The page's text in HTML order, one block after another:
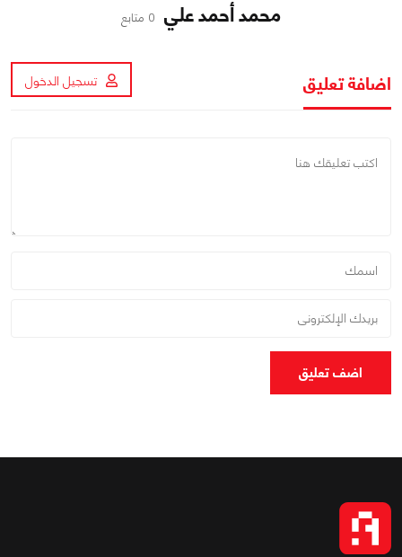
محمد أحمد علي 0 متابع
اضافة تعليق تسجيل الدخول
اضف تعليق